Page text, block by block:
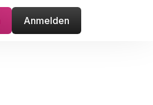
Anmelden